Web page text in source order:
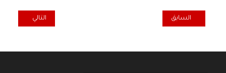
المقال السابق: فتاوى التحريض
السابق المقال التالي:
التالي